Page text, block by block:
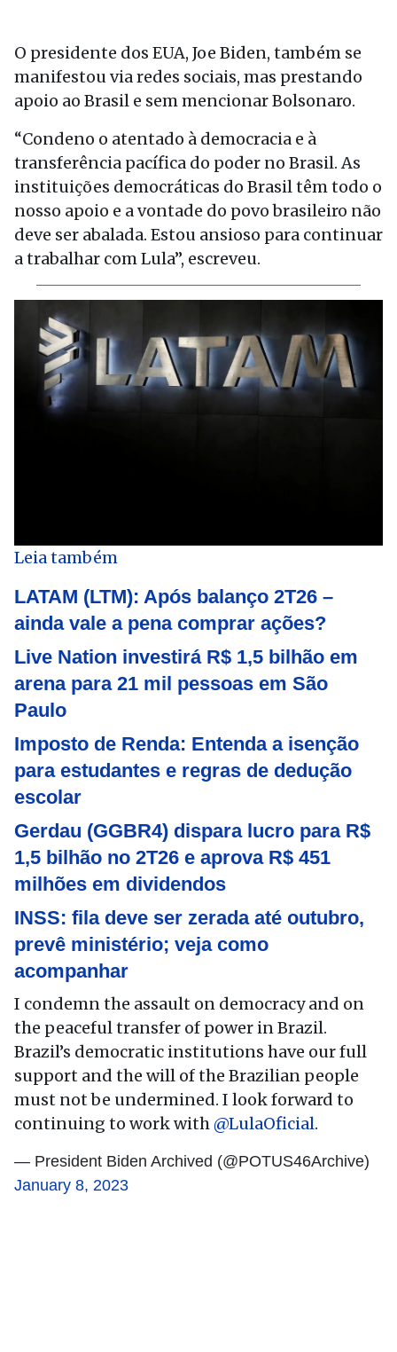
O presidente dos EUA, Joe Biden, também se
manifestou via redes sociais, mas prestando
apoio ao Brasil e sem mencionar Bolsonaro.
“Condeno o atentado à democracia e à
transferência pacífica do poder no Brasil. As
instituições democráticas do Brasil têm todo o
nosso apoio e a vontade do povo brasileiro não
deve ser abalada. Estou ansioso para continuar
a trabalhar com Lula”, escreveu.
Leia também
LATAM (LTM): Após balanço 2T26 –
ainda vale a pena comprar ações?
Live Nation investirá R$ 1,5 bilhão em
arena para 21 mil pessoas em São
Paulo
Imposto de Renda: Entenda a isenção
para estudantes e regras de dedução
escolar
Gerdau (GGBR4) dispara lucro para R$
1,5 bilhão no 2T26 e aprova R$ 451
milhões em dividendos
INSS: fila deve ser zerada até outubro,
prevê ministério; veja como
acompanhar
I condemn the assault on democracy and on
the peaceful transfer of power in Brazil.
Brazil’s democratic institutions have our full
support and the will of the Brazilian people
must not be undermined. I look forward to
continuing to work with@LulaOficial.
— President Biden Archived (@POTUS46Archive)
January 8, 2023